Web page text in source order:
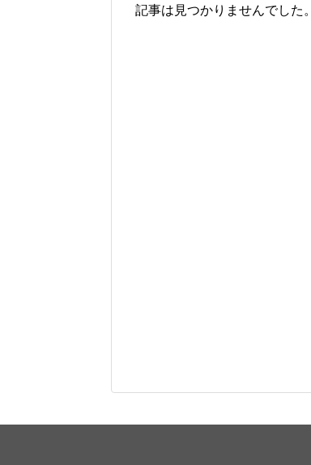
記事は見つかりませんでした。